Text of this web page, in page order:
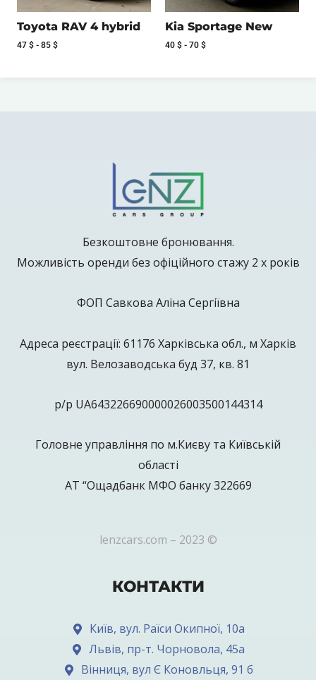
Toyota RAV 4 hybrid
47 $ - 85 $
Kia Sportage New
40 $ - 70 $
Безкоштовне бронювання.
Можливість оренди без офіційного стажу 2 х років
ФОП Савкова Аліна Сергіївна
Адреса реєстрації: 61176 Харківська обл., м Харків
вул. Велозаводська буд 37, кв. 81
р/р UA643226690000026003500144314
Головне управління по м.Києву та Київській
області
АТ “Ощадбанк МФО банку 322669
lenzcars.com – 2023 ©
КОНТАКТИ
Київ, вул. Раїси Окипної, 10а
Львів, пр-т. Чорновола, 45а
Вінниця, вул Є Коновльця, 91 б